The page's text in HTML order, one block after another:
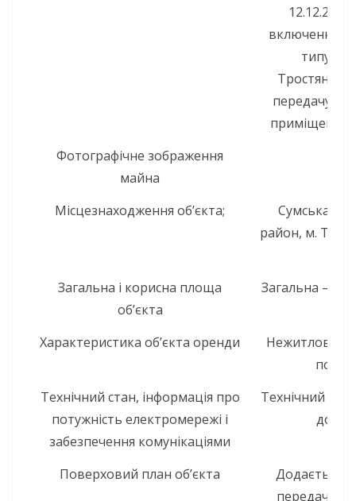
включення
типу та
передачу в
приміщень
Фотографічне зображення
майна
Місцезнаходження об’єкта;
Сумська
район, м.
Загальна і корисна площа
об’єкта
Загальна –
Характеристика об’єкта оренди
Нежитлова
Технічний стан, інформація про
потужність електромережі і
забезпечення комунікаціями
Технічний
до
Поверховий план об’єкта
Додається
передачу